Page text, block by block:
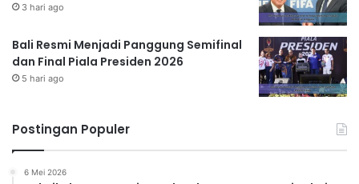
3 hari ago
Bali Resmi Menjadi Panggung Semifinal
dan Final Piala Presiden 2026
5 hari ago
Postingan Populer
6 Mei 2026